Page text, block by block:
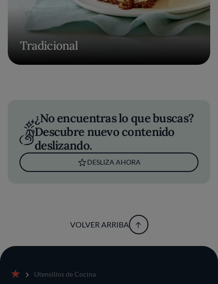
Tradicional
¿No encuentras lo que buscas?
Descubre nuevo contenido
deslizando.
DESLIZA AHORA
VOLVER ARRIBA
Utensilios de Cocina